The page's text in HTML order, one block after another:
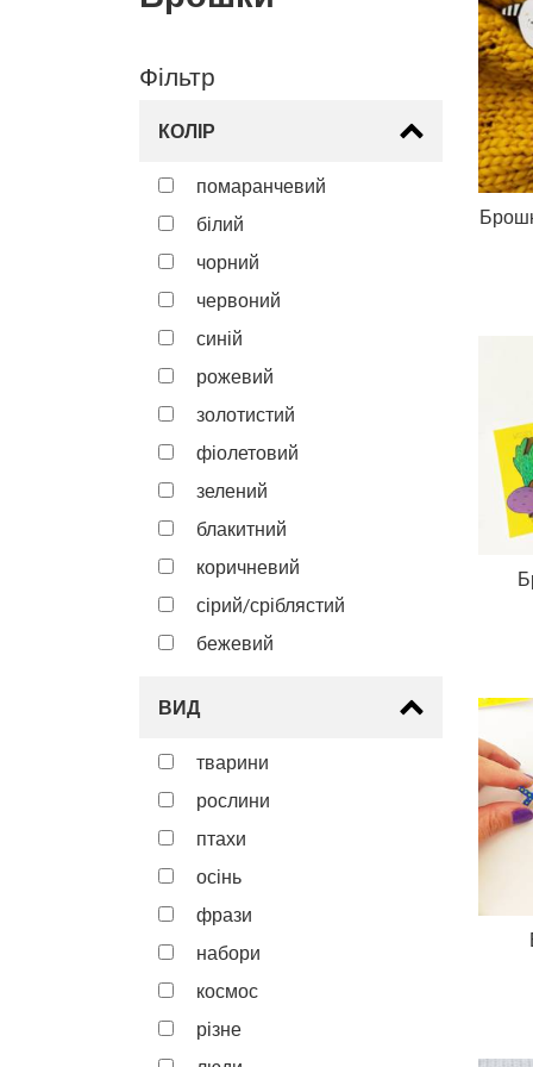
Фільтр
КОЛІР
помаранчевий
білий
чорний
червоний
синій
рожевий
золотистий
фіолетовий
зелений
блакитний
коричневий
сірий/сріблястий
бежевий
ВИД
тварини
рослини
птахи
осінь
фрази
набори
космос
різне